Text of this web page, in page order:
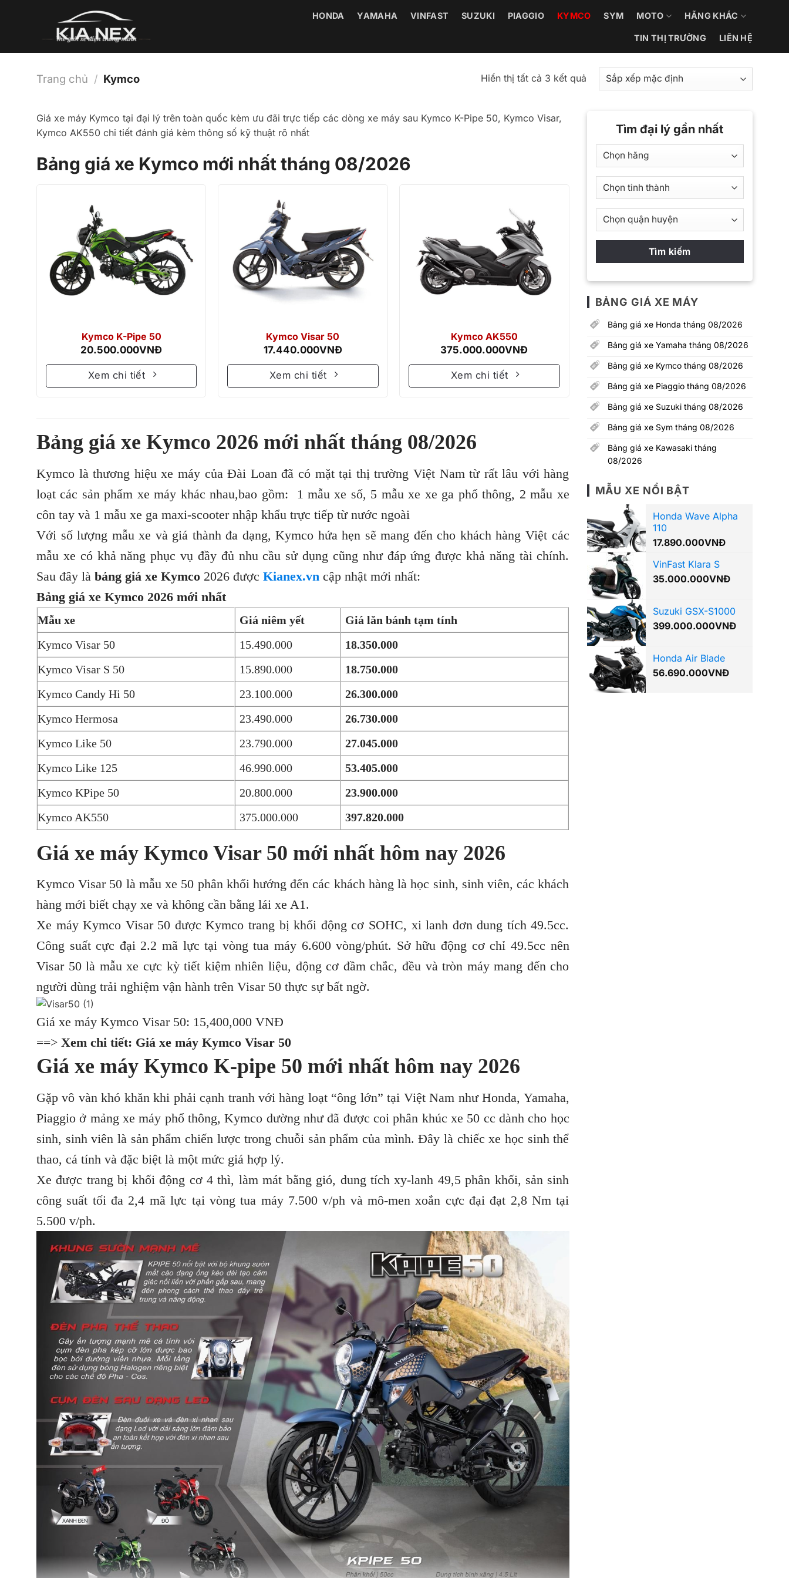
dung
HONDA YAMAHA VINFAST SUZUKI PIAGGIO KYMCO SYM MOTO HÃNG KHÁC
TIN THỊ TRƯỜNG LIÊN HỆ
Trang chủ / Kymco Hiển thị tất cả 3 kết quả
Giá xe máy Kymco tại đại lý trên toàn quốc kèm ưu đãi trực tiếp các dòng xe máy sau Kymco K-Pipe 50, Kymco Visar,
Kymco AK550 chi tiết đánh giá kèm thông số kỹ thuật rõ nhất
Bảng giá xe Kymco mới nhất tháng 08/2026
Kymco K-Pipe 50
20.500.000VNĐ
Xem chi tiết
Kymco Visar 50
17.440.000VNĐ
Xem chi tiết
Kymco AK550
375.000.000VNĐ
Xem chi tiết
Bảng giá xe Kymco 2026 mới nhất tháng 08/2026
Kymco là thương hiệu xe máy của Đài Loan đã có mặt tại thị trường Việt Nam từ rất lâu với hàng
loạt các sản phẩm xe máy khác nhau,bao gồm: 1 mẫu xe số, 5 mẫu xe xe ga phổ thông, 2 mẫu xe
côn tay và 1 mẫu xe ga maxi-scooter nhập khẩu trực tiếp từ nước ngoài
Với số lượng mẫu xe và giá thành đa dạng, Kymco hứa hẹn sẽ mang đến cho khách hàng Việt các
mẫu xe có khả năng phục vụ đầy đủ nhu cầu sử dụng cũng như đáp ứng được khả năng tài chính.
Sau đây là bảng giá xe Kymco 2026 được Kianex.vn cập nhật mới nhất:
Bảng giá xe Kymco 2026 mới nhất
Mẫu xe Giá niêm yết
Giá lăn bánh tạm tính
Kymco Visar 50
15.490.000
18.350.000
Kymco Visar S 50
15.890.000
18.750.000
Kymco Candy Hi 50
23.100.000
26.300.000
Kymco Hermosa
23.490.000
26.730.000
Kymco Like 50
23.790.000
27.045.000
Kymco Like 125
46.990.000
53.405.000
Kymco KPipe 50
20.800.000
23.900.000
Kymco AK550
375.000.000 397.820.000
Giá xe máy Kymco Visar 50 mới nhất hôm nay 2026
Kymco Visar 50 là mẫu xe 50 phân khối hướng đến các khách hàng là học sinh, sinh viên, các khách
hàng mới biết chạy xe và không cần bằng lái xe A1.
Xe máy Kymco Visar 50 được Kymco trang bị khối động cơ SOHC, xi lanh đơn dung tích 49.5cc.
Công suất cực đại 2.2 mã lực tại vòng tua máy 6.600 vòng/phút. Sở hữu động cơ chỉ 49.5cc nên
Visar 50 là mẫu xe cực kỳ tiết kiệm nhiên liệu, động cơ đầm chắc, đều và tròn máy mang đến cho
người dùng trải nghiệm vận hành trên Visar 50 thực sự bất ngờ.
Giá xe máy Kymco Visar 50: 15,400,000 VNĐ
==> Xem chi tiết: Giá xe máy Kymco Visar 50
Giá xe máy Kymco K-pipe 50 mới nhất hôm nay 2026
Gặp vô vàn khó khăn khi phải cạnh tranh với hàng loạt “ông lớn” tại Việt Nam như Honda, Yamaha,
Piaggio ở mảng xe máy phổ thông, Kymco dường như đã được coi phân khúc xe 50 cc dành cho học
sinh, sinh viên là sản phẩm chiến lược trong chuỗi sản phẩm của mình. Đây là chiếc xe học sinh thể
thao, cá tính và đặc biệt là một mức giá hợp lý.
Xe được trang bị khối động cơ 4 thì, làm mát bằng gió, dung tích xy-lanh 49,5 phân khối, sản sinh
công suất tối đa 2,4 mã lực tại vòng tua máy 7.500 v/ph và mô-men xoắn cực đại đạt 2,8 Nm tại
5.500 v/ph.
Tìm đại lý gần nhất
BẢNG GIÁ XE MÁY
Bảng giá xe Honda tháng 08/2026
Bảng giá xe Yamaha tháng 08/2026
Bảng giá xe Kymco tháng 08/2026
Bảng giá xe Piaggio tháng 08/2026
Bảng giá xe Suzuki tháng 08/2026
Bảng giá xe Sym tháng 08/2026
Bảng giá xe Kawasaki tháng
08/2026
MẪU XE NỔI BẬT
Honda Wave Alpha
110
17.890.000VNĐ
VinFast Klara S
35.000.000VNĐ
Suzuki GSX-S1000
399.000.000VNĐ
Honda Air Blade
56.690.000VNĐ